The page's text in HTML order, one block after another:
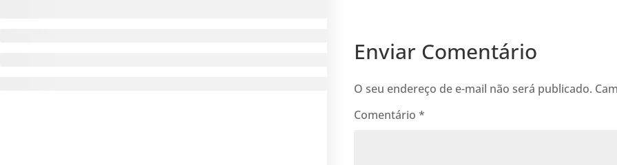
Enviar Comentário
O seu endereço de e-mail não será publicado.
Comentário *